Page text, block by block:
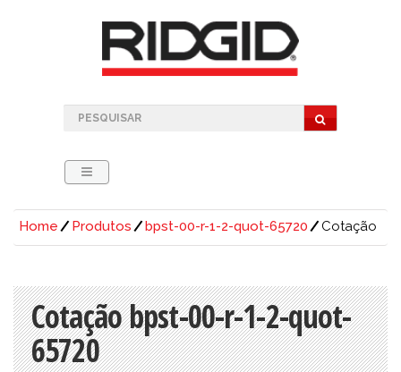
Home Produtos bpst-00-r-1-2-quot-65720 Cotação
Cotação bpst-00-r-1-2-quot-
65720